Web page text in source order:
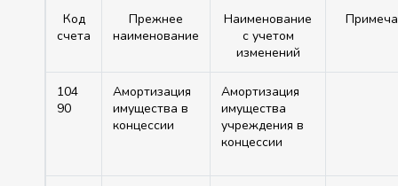
Код
счета
Прежнее
наименование
Наименование
с учетом
изменений
104
90
Амортизация
имущества в
концессии
Амортизация
имущества
учреждения в
концессии